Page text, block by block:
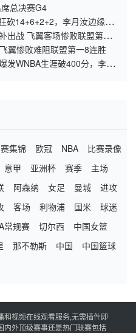
总决赛G4
砍14+6+2+2，李月汝边缘
战 飞翼客场惨败联盟第一山
翼惨败难阻联盟第一8连胜
发WNBA生涯破400分，李梦
集锦 欧冠 NBA
比赛录像
意甲 亚洲杯 赛季
主场
阿森纳 女足 曼城
进攻
客场 利物浦 国米
球迷
常规赛 切尔西
中国女篮
那不勒斯 中国
中国篮球
视频在线观看服务,无需插件即
内外顶级赛事还是热门联赛包括